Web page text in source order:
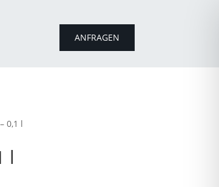
ANFRAGEN
0,1 l
l